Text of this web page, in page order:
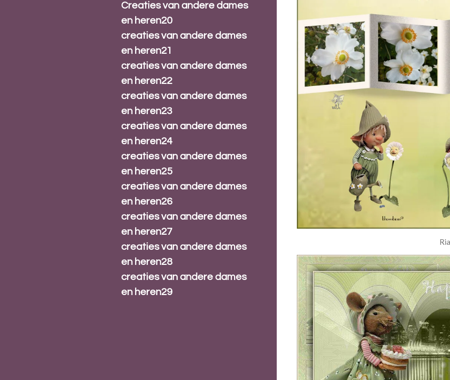
Creaties van andere dames
en heren20
creaties van andere dames
en heren21
creaties van andere dames
en heren22
creaties van andere dames
en heren23
creaties van andere dames
en heren24
creaties van andere dames
en heren25
creaties van andere dames
en heren26
creaties van andere dames
en heren27
creaties van andere dames
en heren28
creaties van andere dames
en heren29